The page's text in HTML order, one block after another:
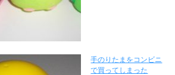
手のりたまをコンビニ
で買ってしまった